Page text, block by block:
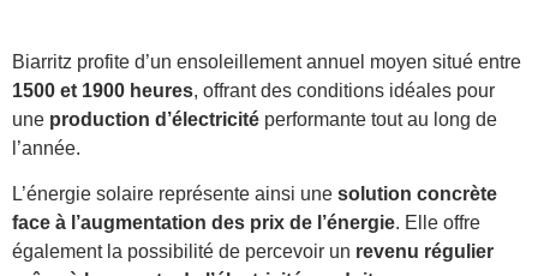
Biarritz profite d’un ensoleillement annuel moyen situé entre
1500 et 1900 heures, offrant des conditions idéales pour
une production d’électricité performante tout au long de
l’année.
L’énergie solaire représente ainsi une solution concrète
face à l’augmentation des prix de l’énergie. Elle offre
également la possibilité de percevoir un revenu régulier